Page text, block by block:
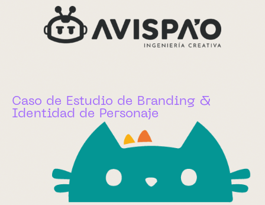
Caso de Estudio de Branding &
Identidad de Personaje